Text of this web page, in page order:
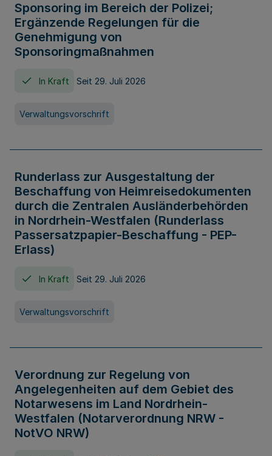
Sponsoring im Bereich der Polizei;
Ergänzende Regelungen für die
Genehmigung von
Sponsoringmaßnahmen
In Kraft Seit 29. Juli 2026
Verwaltungsvorschrift
Runderlass zur Ausgestaltung der
Beschaffung von Heimreisedokumenten
durch die Zentralen Ausländerbehörden
in Nordrhein-Westfalen (Runderlass
Passersatzpapier-Beschaffung - PEP-
Erlass)
In Kraft Seit 29. Juli 2026
Verwaltungsvorschrift
Verordnung zur Regelung von
Angelegenheiten auf dem Gebiet des
Notarwesens im Land Nordrhein-
Westfalen (Notarverordnung NRW -
NotVO NRW)